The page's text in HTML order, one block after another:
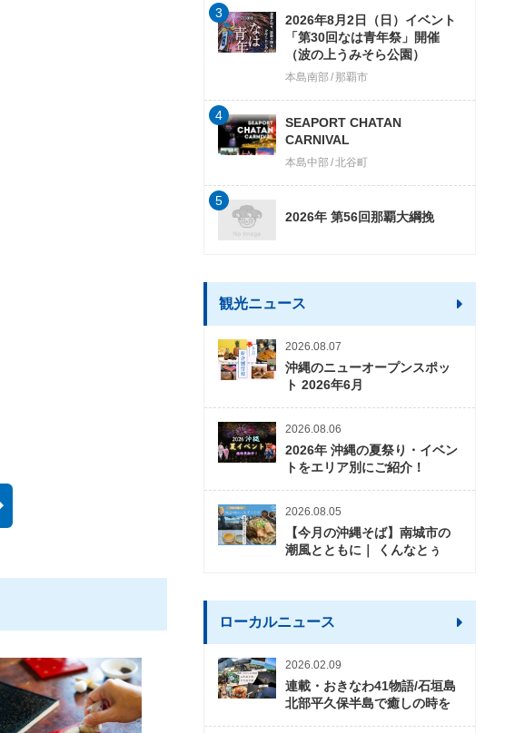
2026年8月2日（日）イベント
「第30回なは青年祭」開催
（波の上うみそら公園）
本島南部 那覇市
3
SEAPORT CHATAN
CARNIVAL
本島中部 北谷町
4
2026年 第56回那覇大綱挽
5
観光ニュース
2026.08.07
沖縄のニューオープンスポッ
ト 2026年6月
2026.08.06
2026年 沖縄の夏祭り・イベン
トをエリア別にご紹介！
2026.08.05
【今月の沖縄そば】南城市の
潮風とともに｜ くんなとぅ
ローカルニュース
2026.02.09
連載・おきなわ41物語/石垣島
北部平久保半島で癒しの時を